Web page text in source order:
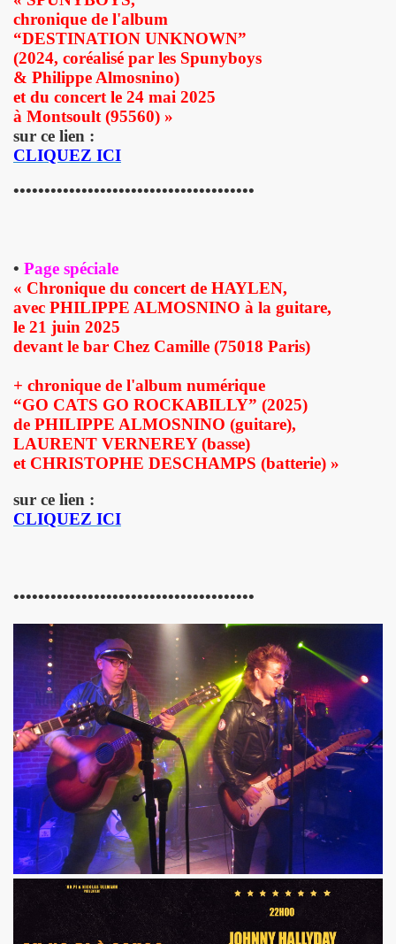
chronique de l'album
“DESTINATION UNKNOWN”
(2024, coréalisé par les Spunyboys
& Philippe Almosnino)
et du concert le 24 mai 2025
à Montsoult (95560) »
sur ce lien :
CLIQUEZ ICI
•••••••••••••••••••••••••••••••••••••••
• Page spéciale
« Chronique du concert de HAYLEN,
avec PHILIPPE ALMOSNINO à la guitare,
le 21 juin 2025
devant le bar Chez Camille (75018 Paris)
+ chronique de l'album numérique
“GO CATS GO ROCKABILLY” (2025)
de PHILIPPE ALMOSNINO (guitare),
LAURENT VERNEREY (basse)
et CHRISTOPHE DESCHAMPS (batterie) »
sur ce lien :
CLIQUEZ ICI
•••••••••••••••••••••••••••••••••••••••
FOLLLIES" (decembre 2013).
PASCAUD dans "TELERAMA" (8 au 14 janvier 2014).
MATIN" (20 decembre 2013).
(mercredi 18 decembre 2013).
CHRISTOPHE MAE au PALAIS DES SPORTS 2013
(juillet 2013).
au TRIANON (avec MICK JONES) et le 12 juillet 2013
le 7 juin 2005 a L'OLYMPIA : compte rendu.
au THEATRE DU PETIT SAINT MARTIN (Paris) :
DU SINGE") le 28 juin 2013 au PALAIS DES
de MARIE FRANCE par CHRISTIAN LEBRUN dans
jouent l'album "39 DE FIEVRE" le 18 mai 2013 au
jouent l'album "39 DE FIEVRE" a SOS RECORDING a
FEMME le 14 mai 2013 a la FNAC FORUM des
de LA FEMME : chronique de l'album CD.
de DICK RIVERS : au CASINO DE PARIS 2011, à
SEBASTIEN LIFSHITZ : impressions.
au BATACLAN (Paris) : compte rendu.
L'OBJECTIF DE PIERRE ET GILLES — Photos et